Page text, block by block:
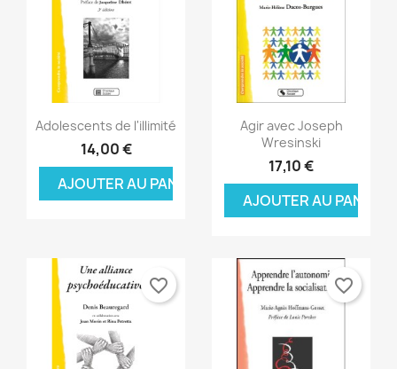
Ajouter à ma liste d'envies
Créer une liste d'envies
Nom de la liste d'envies
Créer une liste d'envies
((modalTitle))
((cancelText))
((modalDeleteText))
Connexion
Vous devez être connecté pour ajouter des produits
Annuler Connexion
Aperçu rapide
Adolescents de l'illimité
14,00 €
AJOUTER AU PANIER
Aperçu rapide
Agir avec Joseph
Wresinski
17,10 €
AJOUTER AU PANIER
favorite_border favorite_border